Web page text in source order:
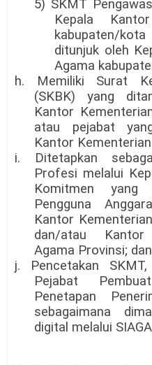
5) SKMT
Kepala
kabupaten/
ditunjuk oleh
Agama
h. Memiliki Surat
(SKBK) yang
Kantor
atau pejabat
Kantor
i. Ditetapkan
Profesi melalui
Komitmen yang
Pengguna
Kantor
dan/atau Kantor
Agama Provinsi; dan
j. Pencetakan
Pejabat
Penetapan
sebagaimana
digital melalui